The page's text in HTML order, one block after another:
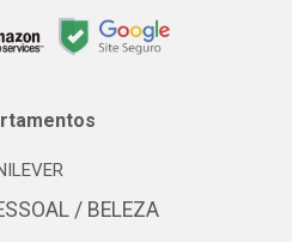
/ BELEZA